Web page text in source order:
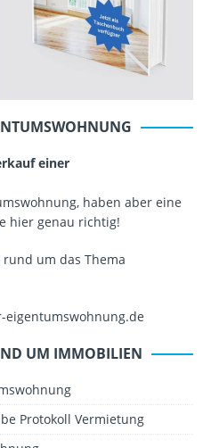
einer
haben aber eine
hier genau richtig!
um das Thema
eigentumswohnung.de
UM IMMOBILIEN
Protokoll Vermietung